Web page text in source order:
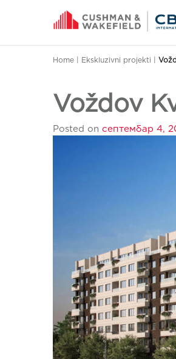
Home Ekskluzivni projekti
Voždov
Posted on септембар 4,